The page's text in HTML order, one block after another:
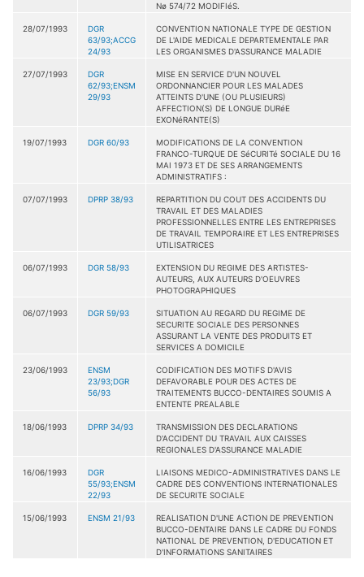
Nø 574/72 MODIFIéS.
28/07/1993
DGR
63/93;ACCG
24/93
CONVENTION NATIONALE TYPE DE GESTION
DE L'AIDE MEDICALE DEPARTEMENTALE PAR
LES ORGANISMES D'ASSURANCE MALADIE
27/07/1993
DGR
62/93;ENSM
29/93
MISE EN SERVICE D'UN NOUVEL
ORDONNANCIER POUR LES MALADES
ATTEINTS D'UNE (OU PLUSIEURS)
AFFECTION(S) DE LONGUE DURéE
EXONéRANTE(S)
19/07/1993 DGR 60/93
MODIFICATIONS DE LA CONVENTION
FRANCO-TURQUE DE SéCURITé SOCIALE DU 16
MAI 1973 ET DE SES ARRANGEMENTS
ADMINISTRATIFS :
07/07/1993 DPRP 38/93
REPARTITION DU COUT DES ACCIDENTS DU
TRAVAIL ET DES MALADIES
PROFESSIONNELLES ENTRE LES ENTREPRISES
DE TRAVAIL TEMPORAIRE ET LES ENTREPRISES
UTILISATRICES
06/07/1993 DGR 58/93
EXTENSION DU REGIME DES ARTISTES-
AUTEURS, AUX AUTEURS D'OEUVRES
PHOTOGRAPHIQUES
06/07/1993 DGR 59/93
SITUATION AU REGARD DU REGIME DE
SECURITE SOCIALE DES PERSONNES
ASSURANT LA VENTE DES PRODUITS ET
SERVICES A DOMICILE
23/06/1993
ENSM
23/93;DGR
56/93
CODIFICATION DES MOTIFS D'AVIS
DEFAVORABLE POUR DES ACTES DE
TRAITEMENTS BUCCO-DENTAIRES SOUMIS A
ENTENTE PREALABLE
18/06/1993 DPRP 34/93
TRANSMISSION DES DECLARATIONS
D'ACCIDENT DU TRAVAIL AUX CAISSES
REGIONALES D'ASSURANCE MALADIE
16/06/1993
DGR
55/93;ENSM
22/93
LIAISONS MEDICO-ADMINISTRATIVES DANS LE
CADRE DES CONVENTIONS INTERNATIONALES
DE SECURITE SOCIALE
15/06/1993 ENSM 21/93
REALISATION D'UNE ACTION DE PREVENTION
BUCCO-DENTAIRE DANS LE CADRE DU FONDS
NATIONAL DE PREVENTION, D'EDUCATION ET
D'INFORMATIONS SANITAIRES